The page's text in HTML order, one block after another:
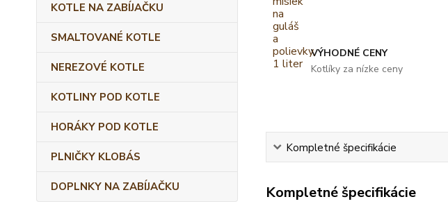
KOTLE NA ZABÍJAČKU
SMALTOVANÉ KOTLE
NEREZOVÉ KOTLE
KOTLINY POD KOTLE
HORÁKY POD KOTLE
PLNIČKY KLOBÁS
DOPLNKY NA ZABÍJAČKU
VÝHODNÉ CENY
Kotlíky za nízke ceny
Kompletné špecifikácie
Kompletné špecifikácie